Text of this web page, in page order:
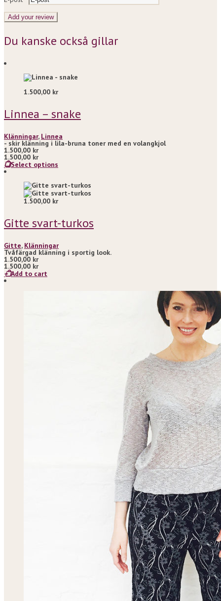
Du kanske också gillar
1.500,00 kr
Linnea – snake
Klänningar, Linnea
- skir klänning i lila-bruna toner med en volangkjol
1.500,00 kr
1.500,00 kr
Select options
1.500,00 kr
Gitte svart-turkos
Gitte, Klänningar
Tvåfärgad klänning i sportig look.
1.500,00 kr
1.500,00 kr
Add to cart